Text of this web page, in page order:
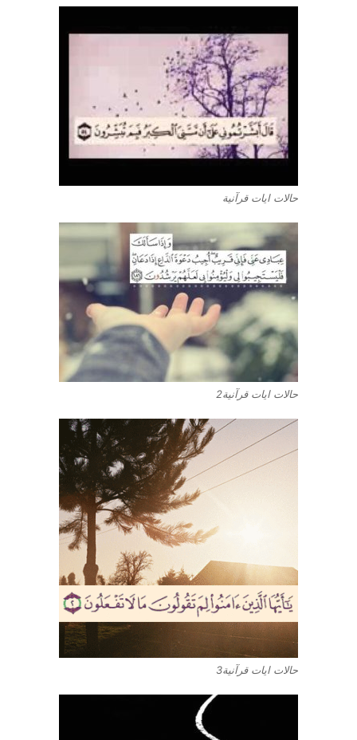
حالات ايات قرآنية
حالات ايات قرآنية2
حالات ايات قرآنية3